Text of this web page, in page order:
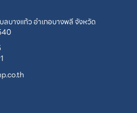
ลบางแก้ว อำเภอบางพลี จังหวัด